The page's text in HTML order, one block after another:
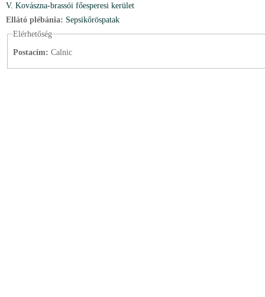
V. Kovászna-brassói főesperesi kerület
Ellátó plébánia: Sepsikőröspatak
Elérhetőség
Postacím: Calnic